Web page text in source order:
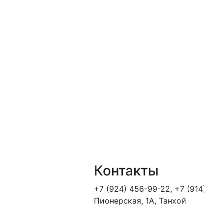
Контакты
+7 (924) 456-99-22, +7
Пионерская, 1А, Танхой